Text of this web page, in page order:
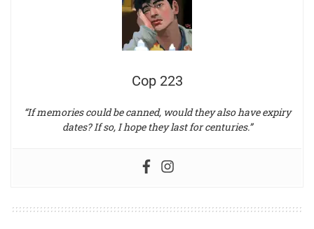
Cop 223
“If memories could be canned, would they also have expiry
dates? If so, I hope they last for centuries.”